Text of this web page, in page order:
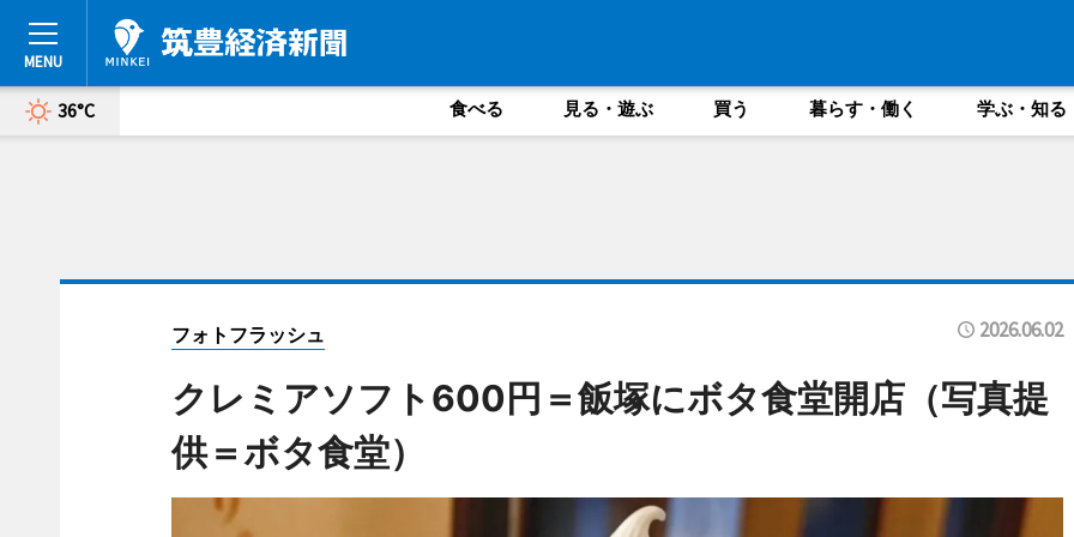
36°C 食べる 見る・遊ぶ 買う 暮らす・働く 学ぶ・知る
フォトフラッシュ 2026.06.02
クレミアソフト600円＝飯塚にボタ食堂開店（写真提
供＝ボタ食堂）